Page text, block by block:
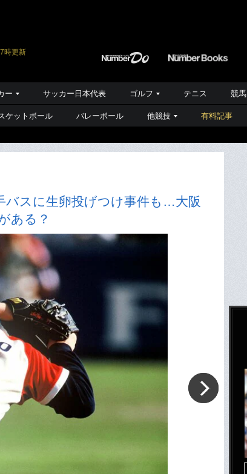
時更新
ー サッカー日本代表 ゴルフ テニス 競馬
ケットボール バレーボール 他競技 有料記事
バスに生卵投げつけ事件も…大阪
ある？